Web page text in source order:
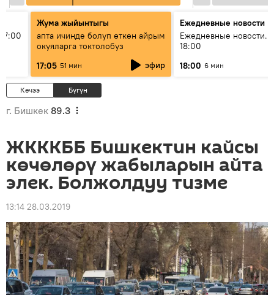
Жума жыйынтыгы
апта ичинде болуп өткөн айрым
окуяларга токтолобуз
17:05 51 мин эфир
Ежедневные новости
Ежедневные новости.
18:00
18:00 6 мин
Кечээ Бүгүн
г. Бишкек 89.3
ЖКККББ Бишкектин кайсы
көчөлөрү жабыларын айта
элек. Болжолдуу тизме
13:14 28.03.2019